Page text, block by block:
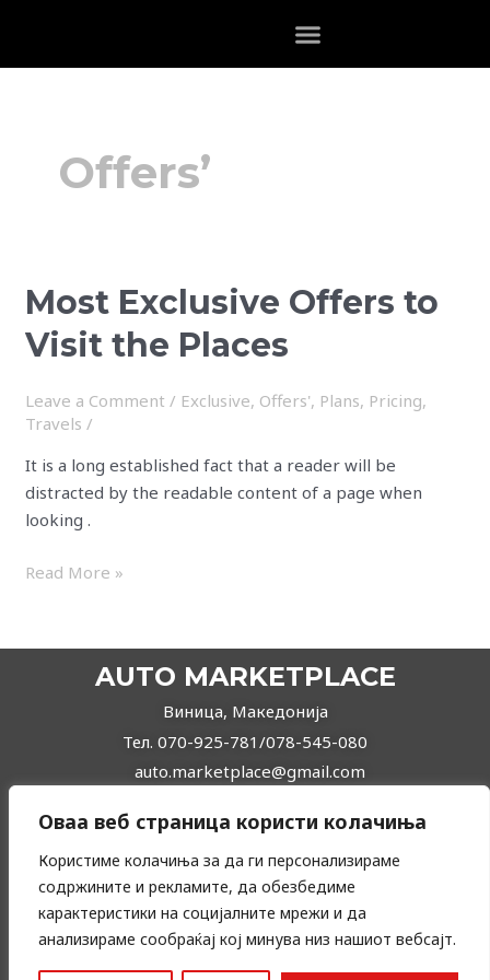
Оваа веб страница користи колачиња
Користиме колачиња за да ги персонализираме
содржините и рекламите, да обезбедиме
карактеристики на социјалните мрежи и да
анализираме сообраќај кој минува низ нашиот вебсајт.
content
Offers’
Most Exclusive Offers to
Visit the Places
Leave a Comment / Exclusive, Offers', Plans, Pricing,
Travels /
It is a long established fact that a reader will be
distracted by the readable content of a page when
looking .
Most
Exclusive
Offers
Visit
the
Places
Read More »
AUTO MARKETPLACE
Виница, Македонија
Тел. 070-925-781/078-545-080
auto.marketplace@gmail.com